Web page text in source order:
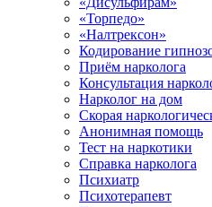
«Торпедо»
«Налтрексон»
Кодирование
Приём нарколога
Консультация
Нарколог на дом
Скорая
Анонимная помощь
Тест на наркотики
Справка нарколога
Психиатр
Психотерапевт